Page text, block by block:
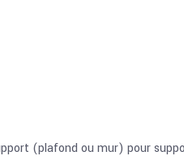
(plafond ou mur) pour